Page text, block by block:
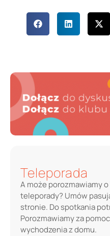
Teleporada
A może porozmawiamy
teleporady? Umów
stronie. Do spotkania
Porozmawiamy za
wychodzenia z domu.